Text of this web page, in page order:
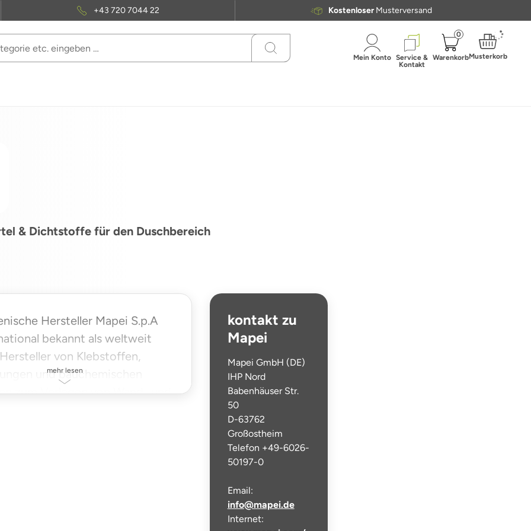
+43 720 7044 22 Kostenloser Musterversand
Mein Konto Service &
Kontakt
0
WarenkorbMusterkorb
& Dichtstoffe für den Duschbereich
Hersteller Mapei S.p.A
bekannt als weltweit
von Klebstoffen,
und bauchemischen
zum Verlegen von Wand- und
mehr lesen
kontakt zu
Mapei
Mapei GmbH (DE)
IHP Nord
Babenhäuser Str.
50
D-63762
Großostheim
Telefon +49-6026-
50197-0
Email:
info@mapei.de
Internet: